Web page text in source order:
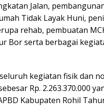
Jalan,
Tidak Layak Huni,
rehab, pembuatan
Bor serta berbagai
kegiatan fisik dan
Rp. 2.263.370.000
Kabupaten Rohil